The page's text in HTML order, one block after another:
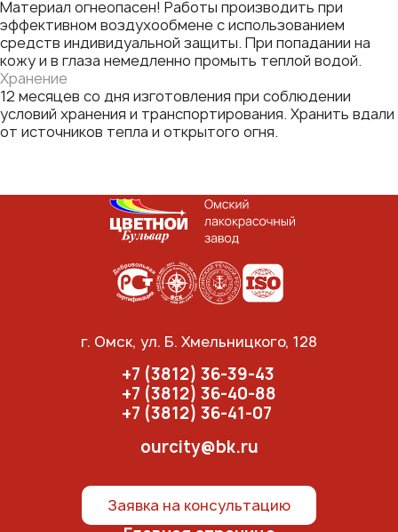
Материал огнеопасен! Работы производить при
эффективном воздухообмене с использованием
средств индивидуальной защиты. При попадании на
кожу и в глаза немедленно промыть теплой водой.
Хранение
12 месяцев со дня изготовления при соблюдении
условий хранения и транспортирования. Хранить вдали
от источников тепла и открытого огня.
г. Омск, ул. Б. Хмельницкого, 128
+7 (3812) 36-39-43
+7 (3812) 36-40-88
+7 (3812) 36-41-07
ourcity@bk.ru
Заявка на консультацию